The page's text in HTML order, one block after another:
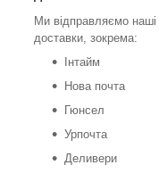
Ми відправляємо
доставки, зокрема:
Інтайм
Нова почта
Гюнсел
Урпочта
Деливери